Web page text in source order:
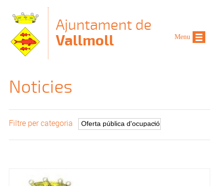
Ajuntament de
Vallmoll
Noticies
Filtre per categoria
Menu